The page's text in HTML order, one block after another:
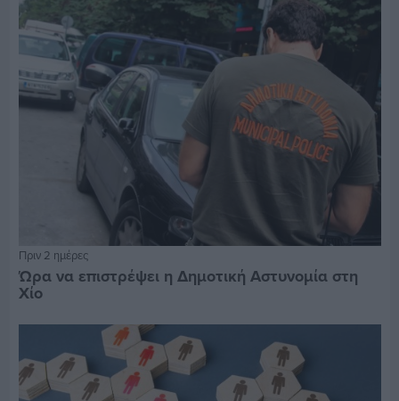
Πριν 2 ημέρες
Ώρα να επιστρέψει η Δημοτική Αστυνομία στη
Χίο